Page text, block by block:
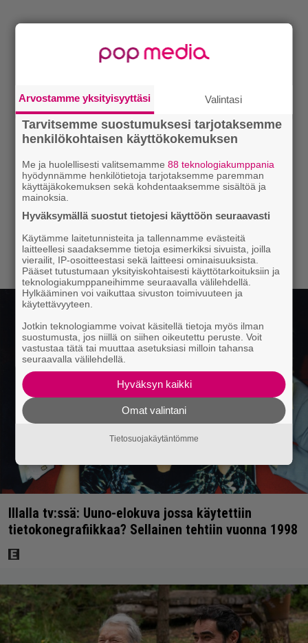
Illalla tv:ssä: Uuno-elokuva jossa käytettiin
tietokonegrafiikkaa? Sellainen tehtiin vuonna 1998
Arvostamme yksityisyyttäsi Valintasi
Tarvitsemme suostumuksesi tarjotaksemme
henkilökohtaisen käyttökokemuksen
Me ja huolellisesti valitsemamme88 teknologiakumppania
hyödynnämme henkilötietoja tarjotaksemme paremman
käyttäjäkokemuksen sekä kohdentaaksemme sisältöä ja
mainoksia.
Hyväksymällä suostut tietojesi käyttöön seuraavasti
Käytämme laitetunnisteita ja tallennamme evästeitä
laitteellesi saadaksemme tietoja esimerkiksi sivuista, joilla
vierailit, IP-osoitteestasi sekä laitteesi ominaisuuksista.
Pääset tutustumaan yksityiskohtaisesti käyttötarkoituksiin ja
teknologiakumppaneihimme seuraavalla välilehdellä.
Hylkääminen voi vaikuttaa sivuston toimivuuteen ja
käytettävyyteen.
Jotkin teknologiamme voivat käsitellä tietoja myös ilman
suostumusta, jos niillä on siihen oikeutettu peruste. Voit
vastustaa tätä tai muuttaa asetuksiasi milloin tahansa
seuraavalla välilehdellä.
Hyväksyn kaikki
Omat valintani
Tietosuojakäytäntömme